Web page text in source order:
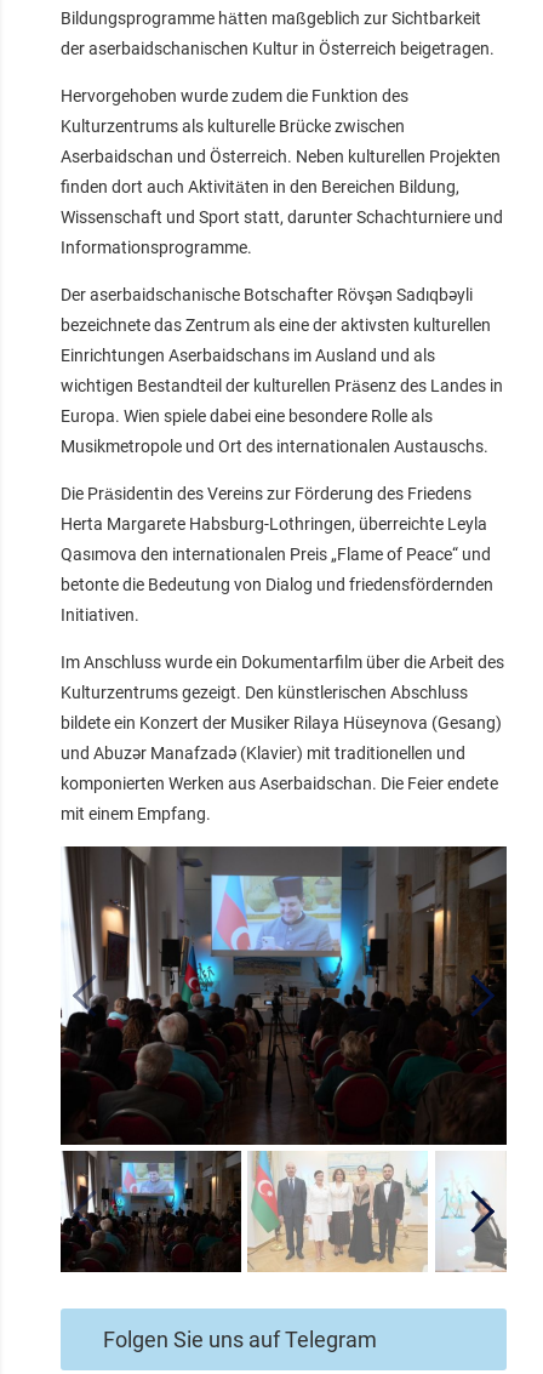
Bildungsprogramme hätten maßgeblich zur Sichtbarkeit
der aserbaidschanischen Kultur in Österreich beigetragen.
Hervorgehoben wurde zudem die Funktion des
Kulturzentrums als kulturelle Brücke zwischen
Aserbaidschan und Österreich. Neben kulturellen Projekten
finden dort auch Aktivitäten in den Bereichen Bildung,
Wissenschaft und Sport statt, darunter Schachturniere und
Informationsprogramme.
Der aserbaidschanische Botschafter Rövşən Sadıqbəyli
bezeichnete das Zentrum als eine der aktivsten kulturellen
Einrichtungen Aserbaidschans im Ausland und als
wichtigen Bestandteil der kulturellen Präsenz des Landes in
Europa. Wien spiele dabei eine besondere Rolle als
Musikmetropole und Ort des internationalen Austauschs.
Die Präsidentin des Vereins zur Förderung des Friedens
Herta Margarete Habsburg‑Lothringen, überreichte Leyla
Qasımova den internationalen Preis „Flame of Peace“ und
betonte die Bedeutung von Dialog und friedensfördernden
Initiativen.
Im Anschluss wurde ein Dokumentarfilm über die Arbeit des
Kulturzentrums gezeigt. Den künstlerischen Abschluss
bildete ein Konzert der Musiker Rilaya Hüseynova (Gesang)
und Abuzər Manafzadə (Klavier) mit traditionellen und
komponierten Werken aus Aserbaidschan. Die Feier endete
mit einem Empfang.
Folgen Sie uns auf Telegram